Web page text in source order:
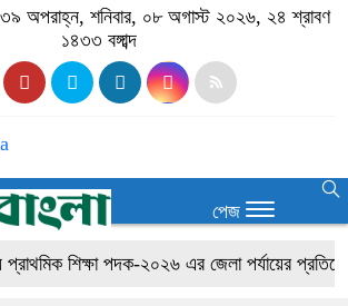
অপরাহ্ন, শনিবার, ০৮ অগাস্ট ২০২৬, ২৪ শ্রাবণ
১৪৩৩ বঙ্গাব্দ
পেজ
শিক্ষা পদক-২০২৬ এর জেলা পর্যায়ের